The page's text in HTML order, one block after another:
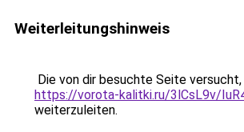
Weiterleitungshinweis
Die von dir besuchte Seite versucht,
https://vorota-kalitki.ru/3lCsL9v/
weiterzuleiten.